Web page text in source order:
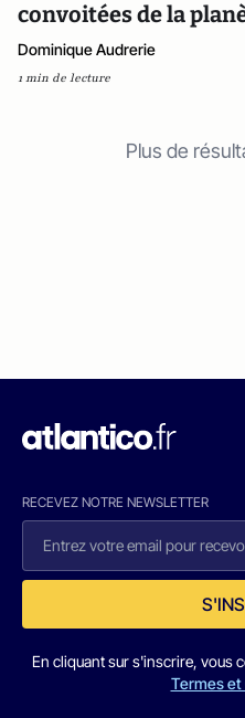
convoitées de la
Dominique Audrerie
1 min de lecture
Plus de
RECEVEZ NOTRE NEWSLETTER
En cliquant sur s'inscrire, vous
Termes